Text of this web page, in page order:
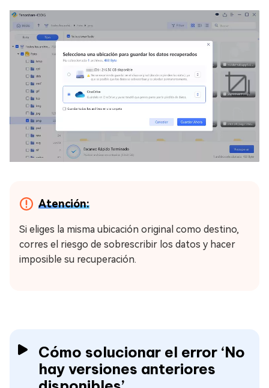
Atención:
Si eliges la misma ubicación original como destino,
corres el riesgo de sobrescribir los datos y hacer
imposible su recuperación.
Cómo solucionar el error ‘No
hay versiones anteriores